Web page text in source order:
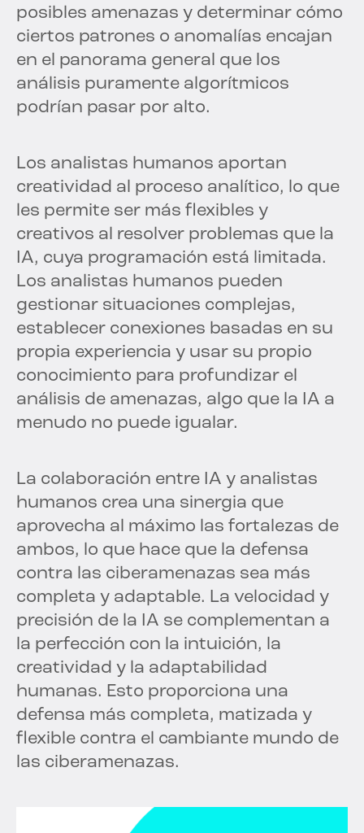
posibles amenazas y determinar cómo
ciertos patrones o anomalías encajan
en el panorama general que los
análisis puramente algorítmicos
podrían pasar por alto.
Los analistas humanos aportan
creatividad al proceso analítico, lo que
les permite ser más flexibles y
creativos al resolver problemas que la
IA, cuya programación está limitada.
Los analistas humanos pueden
gestionar situaciones complejas,
establecer conexiones basadas en su
propia experiencia y usar su propio
conocimiento para profundizar el
análisis de amenazas, algo que la IA a
menudo no puede igualar.
La colaboración entre IA y analistas
humanos crea una sinergia que
aprovecha al máximo las fortalezas de
ambos, lo que hace que la defensa
contra las ciberamenazas sea más
completa y adaptable. La velocidad y
precisión de la IA se complementan a
la perfección con la intuición, la
creatividad y la adaptabilidad
humanas. Esto proporciona una
defensa más completa, matizada y
flexible contra el cambiante mundo de
las ciberamenazas.